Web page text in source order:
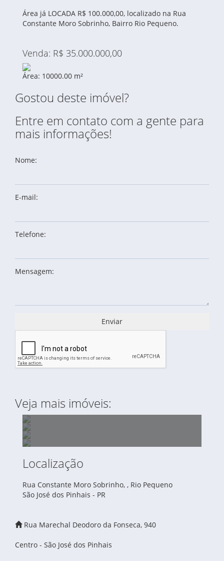
Área já LOCADA R$ 100.000,00, localizado na Rua
Constante Moro Sobrinho, Bairro Rio Pequeno.
Venda: R$ 35.000.000,00
Área: 10000.00 m²
Gostou deste imóvel?
Entre em contato com a gente para
mais informações!
Nome:
E-mail:
Telefone:
Mensagem:
Enviar
Veja mais imóveis:
COBERTURA PARA LOCAÇÃO - RESIDENCIAL
SIENA - SÃO JOSÉ DOS PINHAIS
SALAS COMERCIAIS PARA ALUGAR - CENTRO
- SÃO JOSÉ DOS PINHAIS
SOBRADO TRIPLEX À VENDA - CONDOMÍNIO
PINHAIS - PR
Localização
Rua Constante Moro Sobrinho, , Rio Pequeno
São José dos Pinhais - PR
Rua Marechal Deodoro da Fonseca, 940
Centro - São José dos Pinhais